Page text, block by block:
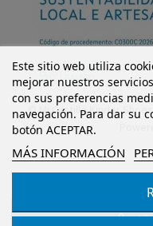
Este sitio web utiliza
mejorar nuestros
con sus preferencias
navegación. Para dar su
botón ACEPTAR.
MÁS INFORMACIÓN
© Mi Castillo Kinder